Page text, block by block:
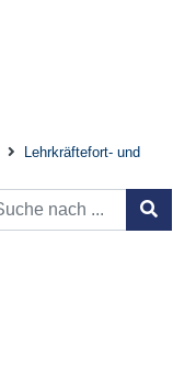
Lehrkräftefort- und